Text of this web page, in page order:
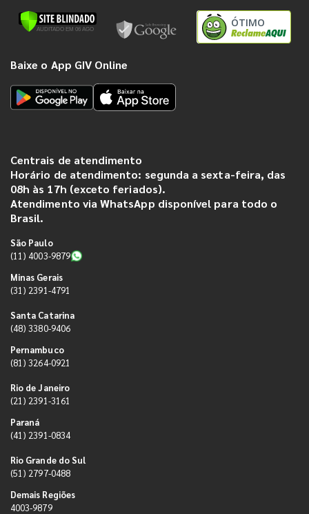
ÓTIMO
Baixe o App GIV Online
Centrais de atendimento
Horário de atendimento: segunda a sexta-feira, das
08h às 17h (exceto feriados).
Atendimento via WhatsApp disponível para todo o
Brasil.
São Paulo
(11) 4003-9879
Minas Gerais
(31) 2391-4791
Santa Catarina
(48) 3380-9406
Pernambuco
(81) 3264-0921
Rio de Janeiro
(21) 2391-3161
Paraná
(41) 2391-0834
Rio Grande do Sul
(51) 2797-0488
Demais Regiões
4003-9879